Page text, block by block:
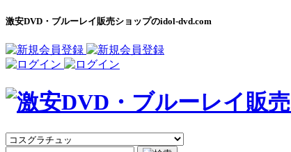
激安DVD・ブルーレイ販売ショップのidol-dvd.com